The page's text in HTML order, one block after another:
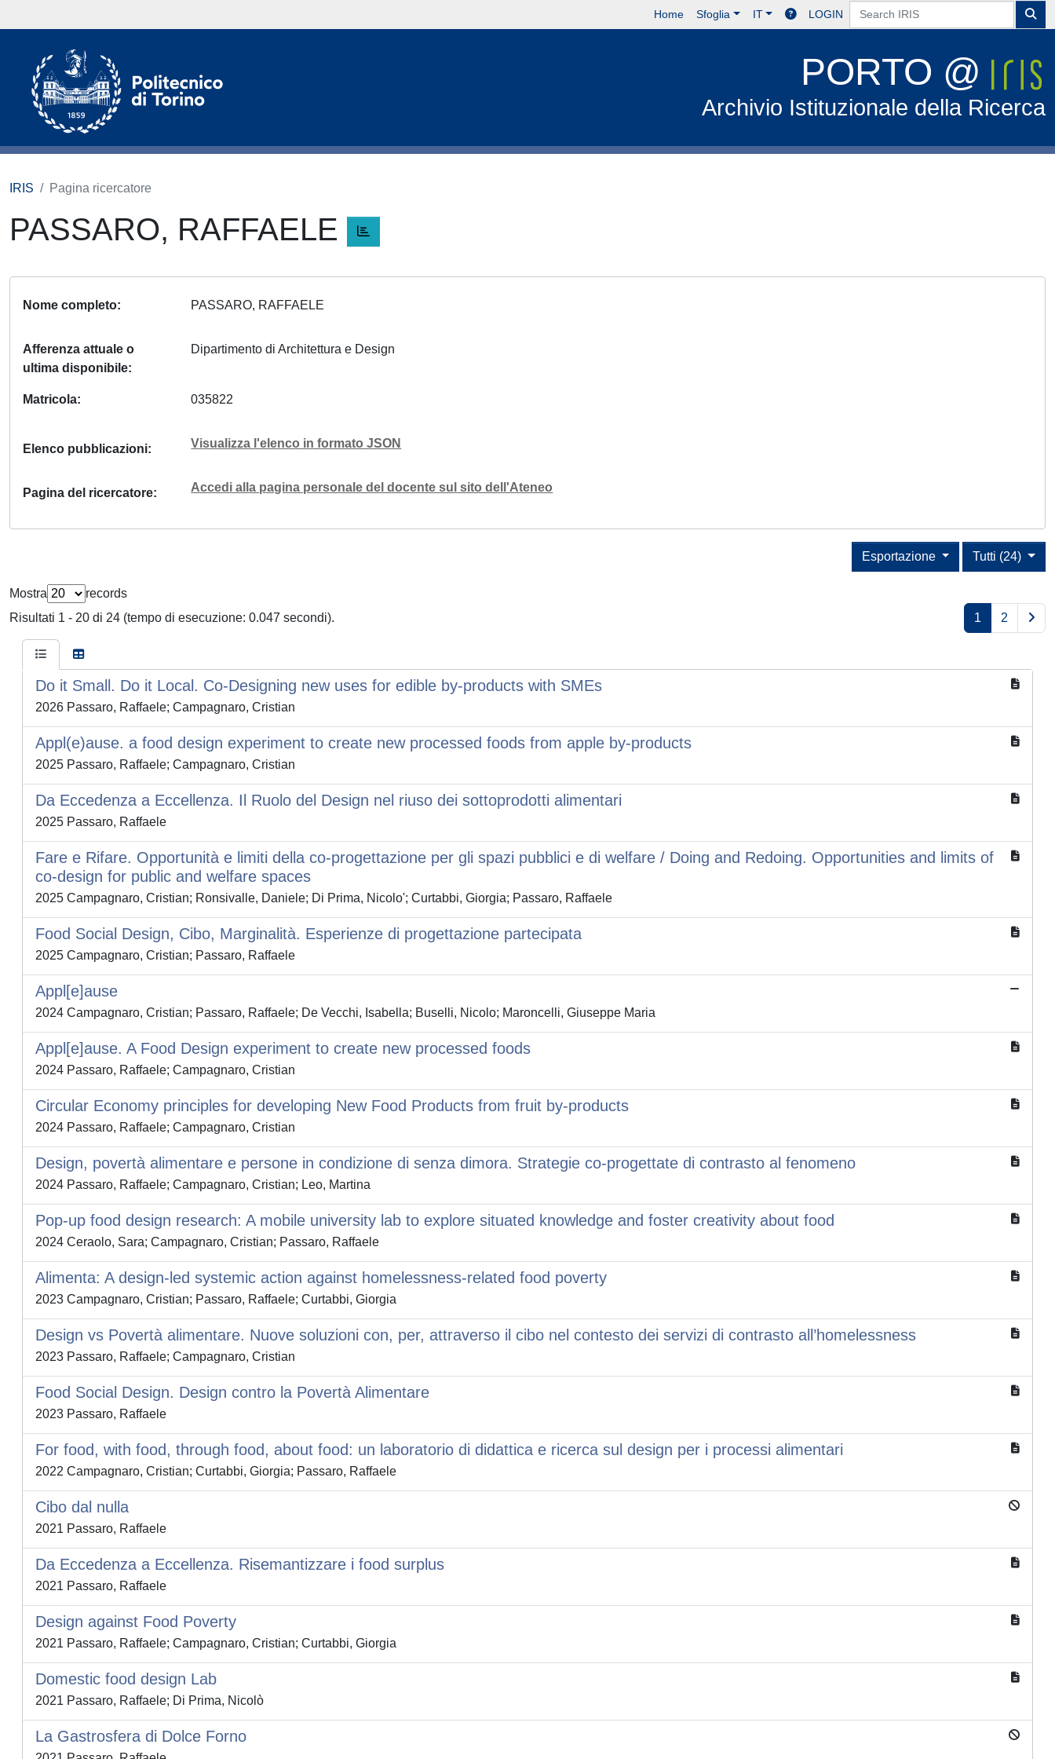
Home Sfoglia IT LOGIN
PORTO @
Archivio Istituzionale della Ricerca
IRIS Pagina ricercatore
PASSARO, RAFFAELE
Nome completo PASSARO, RAFFAELE
Afferenza attuale o
ultima disponibile
Dipartimento di Architettura e Design
Matricola 035822
Elenco pubblicazioni Visualizza l'elenco in formato JSON
Pagina del ricercatore Accedi alla pagina personale del docente sul sito dell'Ateneo
Tutti (24)
Esportazione
Mostra
records
Risultati 1 - 20 di 24 (tempo di esecuzione: 0.047 secondi).
1 2
Do it Small. Do it Local. Co-Designing new uses for edible by-products with SMEs
2026 Passaro, Raffaele; Campagnaro, Cristian
Appl(e)ause. a food design experiment to create new processed foods from apple by-products
2025 Passaro, Raffaele; Campagnaro, Cristian
Da Eccedenza a Eccellenza. Il Ruolo del Design nel riuso dei sottoprodotti alimentari
2025 Passaro, Raffaele
Fare e Rifare. Opportunità e limiti della co-progettazione per gli spazi pubblici e di welfare / Doing and Redoing. Opportunities and limits of
co-design for public and welfare spaces
2025 Campagnaro, Cristian; Ronsivalle, Daniele; Di Prima, Nicolo'; Curtabbi, Giorgia; Passaro, Raffaele
Food Social Design, Cibo, Marginalità. Esperienze di progettazione partecipata
2025 Campagnaro, Cristian; Passaro, Raffaele
Appl[e]ause
2024 Campagnaro, Cristian; Passaro, Raffaele; De Vecchi, Isabella; Buselli, Nicolo; Maroncelli, Giuseppe Maria
Appl[e]ause. A Food Design experiment to create new processed foods
2024 Passaro, Raffaele; Campagnaro, Cristian
Circular Economy principles for developing New Food Products from fruit by-products
2024 Passaro, Raffaele; Campagnaro, Cristian
Design, povertà alimentare e persone in condizione di senza dimora. Strategie co-progettate di contrasto al fenomeno
2024 Passaro, Raffaele; Campagnaro, Cristian; Leo, Martina
Pop-up food design research: A mobile university lab to explore situated knowledge and foster creativity about food
2024 Ceraolo, Sara; Campagnaro, Cristian; Passaro, Raffaele
Alimenta: A design-led systemic action against homelessness-related food poverty
2023 Campagnaro, Cristian; Passaro, Raffaele; Curtabbi, Giorgia
Design vs Povertà alimentare. Nuove soluzioni con, per, attraverso il cibo nel contesto dei servizi di contrasto all’homelessness
2023 Passaro, Raffaele; Campagnaro, Cristian
Food Social Design. Design contro la Povertà Alimentare
2023 Passaro, Raffaele
For food, with food, through food, about food: un laboratorio di didattica e ricerca sul design per i processi alimentari
2022 Campagnaro, Cristian; Curtabbi, Giorgia; Passaro, Raffaele
Cibo dal nulla
2021 Passaro, Raffaele
Da Eccedenza a Eccellenza. Risemantizzare i food surplus
2021 Passaro, Raffaele
Design against Food Poverty
2021 Passaro, Raffaele; Campagnaro, Cristian; Curtabbi, Giorgia
Domestic food design Lab
2021 Passaro, Raffaele; Di Prima, Nicolò
La Gastrosfera di Dolce Forno